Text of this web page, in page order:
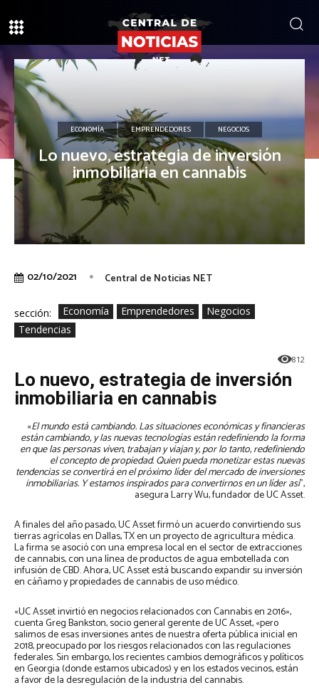
ECONOMÍA EMPRENDEDORES NEGOCIOS
Lo nuevo, estrategia de inversión
inmobiliaria en cannabis
02/10/2021 Central de Noticias NET
sección: Economía Emprendedores
Negocios
Tendencias
812
Lo nuevo, estrategia de inversión
inmobiliaria en cannabis
«El mundo está cambiando. Las situaciones económicas y financieras
están cambiando, y las nuevas tecnologías están redefiniendo la forma
en que las personas viven, trabajan y viajan y, por lo tanto, redefiniendo
el concepto de propiedad. Quien pueda monetizar estas nuevas
tendencias se convertirá en el próximo líder del mercado de inversiones
inmobiliarias. Y estamos inspirados para convertirnos en un líder así”,
asegura Larry Wu, fundador de UC Asset.
A finales del año pasado, UC Asset firmó un acuerdo convirtiendo sus
tierras agrícolas en Dallas, TX en un proyecto de agricultura médica.
La firma se asoció con una empresa local en el sector de extracciones
de cannabis, con una línea de productos de agua embotellada con
infusión de CBD. Ahora, UC Asset está buscando expandir su inversión
en cáñamo y propiedades de cannabis de uso médico.
«UC Asset invirtió en negocios relacionados con Cannabis en 2016»,
cuenta Greg Bankston, socio general gerente de UC Asset, «pero
salimos de esas inversiones antes de nuestra oferta pública inicial en
2018, preocupado por los riesgos relacionados con las regulaciones
federales. Sin embargo, los recientes cambios demográficos y políticos
en Georgia (donde estamos ubicados) y en los estados vecinos, están
a favor de la desregulación de la industria del cannabis.